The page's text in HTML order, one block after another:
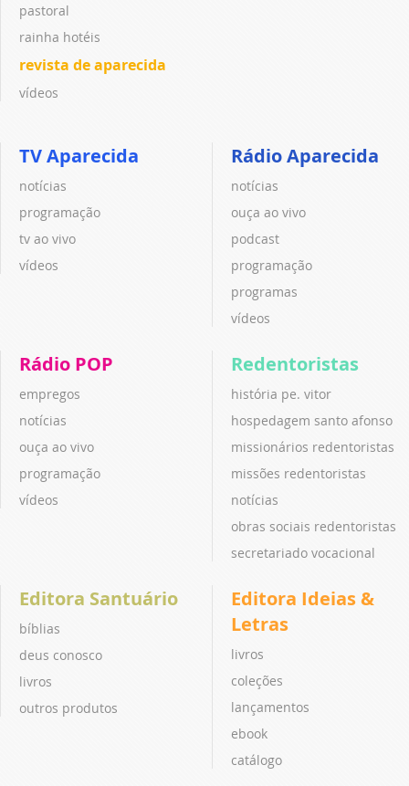
pastoral
rainha hotéis
revista de aparecida
vídeos
TV Aparecida
notícias
programação
tv ao vivo
vídeos
Rádio Aparecida
notícias
ouça ao vivo
podcast
programação
programas
vídeos
Rádio POP
empregos
notícias
ouça ao vivo
programação
vídeos
Redentoristas
história pe. vitor
hospedagem santo afonso
missionários redentoristas
missões redentoristas
notícias
obras sociais redentoristas
secretariado vocacional
Editora Santuário
bíblias
deus conosco
livros
outros produtos
Editora Ideias &
Letras
livros
coleções
lançamentos
ebook
catálogo